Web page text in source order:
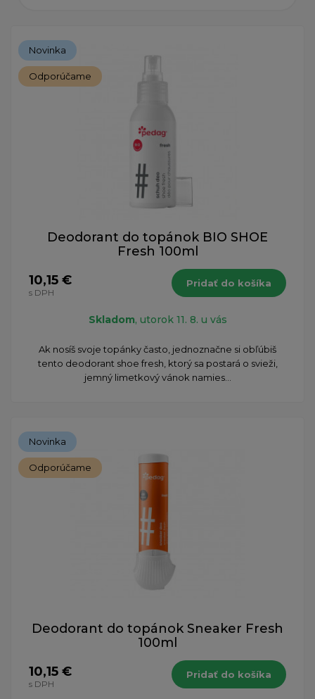
Novinka
Odporúčame
Deodorant do topánok BIO SHOE
Fresh 100ml
10,15 €
s DPH
Pridať do košíka
Skladom, utorok 11. 8. u vás
​Ak nosíš svoje topánky často, jednoznačne si obľúbiš
tento deodorant shoe fresh, ktorý sa postará o svieži,
jemný limetkový vánok namies...
Novinka
Odporúčame
Deodorant do topánok Sneaker Fresh
100ml
10,15 €
s DPH
Pridať do košíka